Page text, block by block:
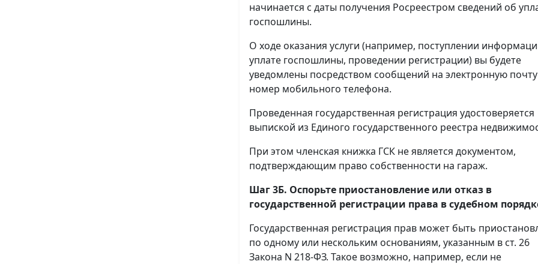
начинается с даты получения Росреестром сведений об
госпошлины.
О ходе оказания услуги (например, поступлении
уплате госпошлины, проведении регистрации) вы будете
уведомлены посредством сообщений на электронную
номер мобильного телефона.
Проведенная государственная регистрация удостоверяется
выпиской из Единого государственного реестра
При этом членская книжка ГСК не является документом,
подтверждающим право собственности на гараж.
Шаг 3Б. Оспорьте приостановление или отказ в
государственной регистрации права в судебном
Государственная регистрация прав может быть
по одному или нескольким основаниям, указанным в ст. 26
Закона N 218-ФЗ. Такое возможно, например, если не